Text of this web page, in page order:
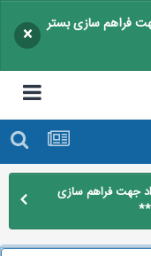
سازی بستر
×
فراهم سازی